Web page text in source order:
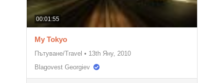
00:01:55
My Tokyo
Пътуване/Travel • 13th Яну, 2010
Blagovest Georgiev